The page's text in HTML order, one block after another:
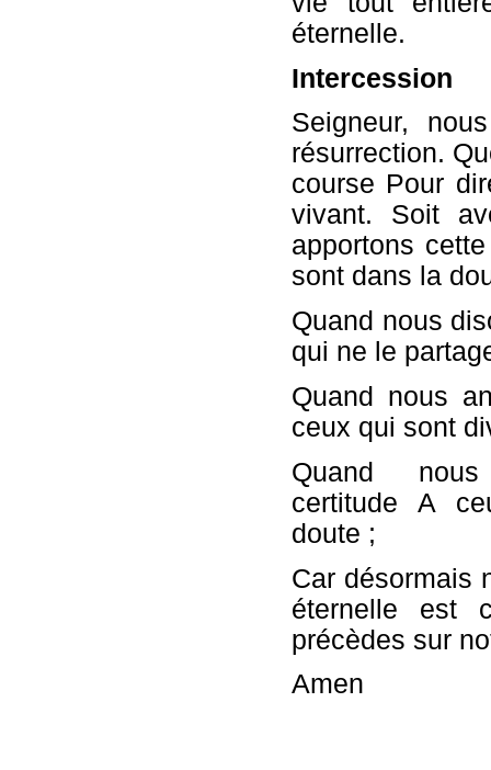
éternelle.
Intercession
Seigneur,
résurrection.
course Pour
vivant. Soit
apportons
sont dans la
Quand nous
qui ne le
Quand nous
ceux qui sont
Quand
certitude A
doute ;
Car désormais
éternelle est
précèdes sur
Amen